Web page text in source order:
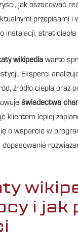
jak oszacować
przepisami
instalacji, strat
wikipedia warto
Eksperci
źródło ciepła
świadectwa
klientom lepiej
o wsparcie w
i jak